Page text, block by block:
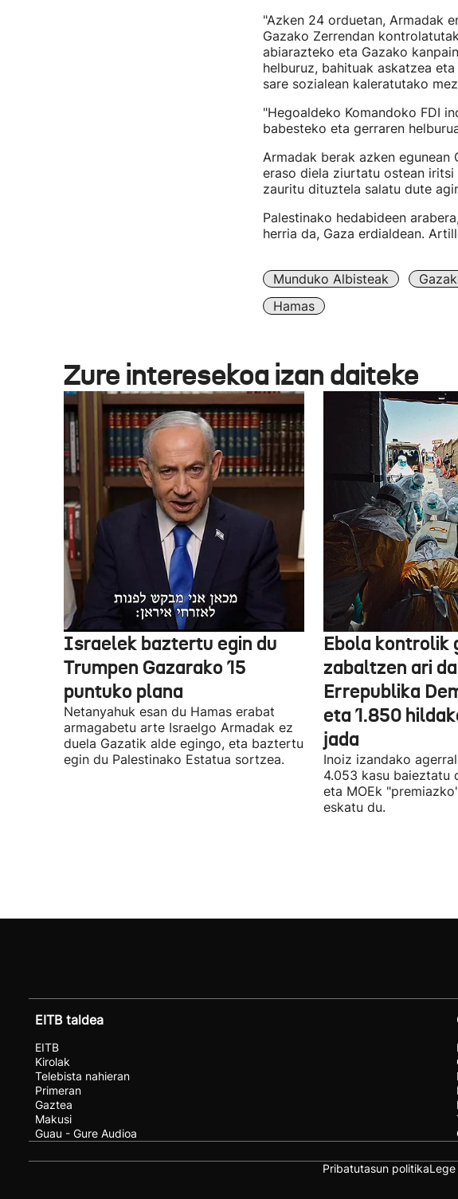
"Azken 24 orduetan, Armadak
Gazako Zerrendan
abiarazteko eta Gazako
helburuz, bahituak askatzea
sare sozialean kaleratutako
"Hegoaldeko Komandoko FDI
babesteko eta gerraren
Armadak berak azken
eraso diela ziurtatu ostean iritsi
zauritu dituztela salatu dute
Palestinako hedabideen
herria da, Gaza erdialdean.
Munduko Albisteak
Hamas
Zure interesekoa izan daiteke
Israelek baztertu egin du
Trumpen Gazarako 15
puntuko plana
Netanyahuk esan du Hamas erabat
armagabetu arte Israelgo Armadak ez
duela Gazatik alde egingo, eta baztertu
egin du Palestinako Estatua sortzea.
Ebola kontrolik
zabaltzen ari
Errepublika
eta 1.850
jada
Inoiz izandako
4.053 kasu baieztatu
eta MOEk
eskatu du.
EITB taldea
EITB
Kirolak
Telebista nahieran
Primeran
Gaztea
Makusi
Guau - Gure Audioa
Pribatutasun politikaLege